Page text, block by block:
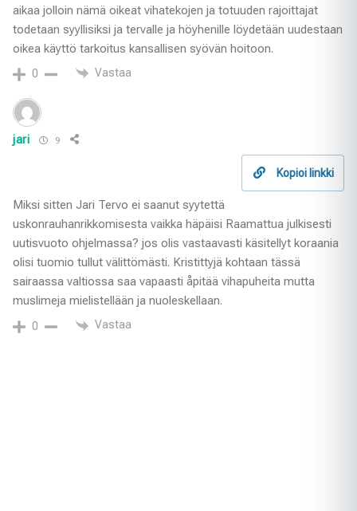
aikaa jolloin nämä oikeat vihatekojen ja totuuden rajoittajat
todetaan syyllisiksi ja tervalle ja höyhenille löydetään uudestaan
oikea käyttö tarkoitus kansallisen syövän hoitoon.
0 Vastaa
jari 9
Kopioi linkki
Miksi sitten Jari Tervo ei saanut syytettä
uskonrauhanrikkomisesta vaikka häpäisi Raamattua julkisesti
uutisvuoto ohjelmassa? jos olis vastaavasti käsitellyt koraania
olisi tuomio tullut välittömästi. Kristittyjä kohtaan tässä
sairaassa valtiossa saa vapaasti åpitää vihapuheita mutta
muslimeja mielistellään ja nuoleskellaan.
0 Vastaa